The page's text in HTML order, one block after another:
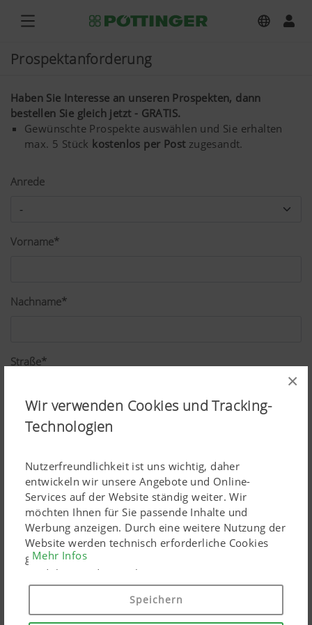
×
Wir verwenden Cookies und Tracking-
Technologien
Nutzerfreundlichkeit ist uns wichtig, daher
entwickeln wir unsere Angebote und Online-
Services auf der Website ständig weiter. Wir
möchten Ihnen für Sie passende Inhalte und
Werbung anzeigen. Durch eine weitere Nutzung der
Website werden technisch erforderliche Cookies
gesetzt. Personenbezogene Google-Marketing-
Produkte werden Cookies nur eingesetzt, wenn Sie
Ihre Einwilligung erteilen ("Allem zustimmen"). Sie
können ebenso individuelle Einstellungen mittels
der angeführten Checkboxen treffen.
Mehr Infos
Speichern
Prospektanforderung
Haben Sie Interesse an unseren Prospekten, dann
bestellen Sie gleich jetzt - GRATIS.
Gewünschte Prospekte auswählen und Sie erhalten
max. 5 Stück kostenlos per Postzugesandt.
Anrede
Vorname*
Nachname*
Straße*
PLZ*
Ort*
Land*